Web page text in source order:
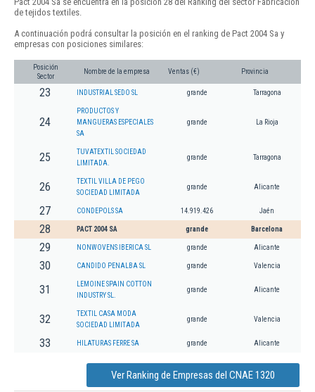
de tejidos textiles.
A continuación podrá consultar la posición en el ranking de Pact 2004 Sa y
empresas con posiciones similares:
Posición
Sector
Nombre de la empresa Ventas (€) Provincia
23 INDUSTRIAL SEDO SL grande Tarragona
24
PRODUCTOS Y
MANGUERAS ESPECIALES
SA
grande La Rioja
25
TUVATEXTIL SOCIEDAD
LIMITADA.
grande Tarragona
26
TEXTIL VILLA DE PEGO
SOCIEDAD LIMITADA
grande Alicante
27 CONDEPOLS SA 14.919.426 Jaén
28 PACT 2004 SA grande Barcelona
29 NONWOVENS IBERICA SL grande Alicante
30 CANDIDO PENALBA SL grande Valencia
31
LEMOINE SPAIN COTTON
INDUSTRY SL.
grande Alicante
32
TEXTIL CASA MODA
SOCIEDAD LIMITADA
grande Valencia
33 HILATURAS FERRE SA grande Alicante
Ver Ranking de Empresas del CNAE 1320